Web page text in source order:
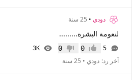
دودي • 25 سنة
لنعومة البشرة.........
5 إعجاب0 عدم إعجاب
0
3K
آخر رد: دودي • 25 سنة